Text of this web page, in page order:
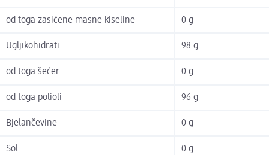
od toga zasićene masne kiseline 0 g
Ugljikohidrati 98 g
od toga šećer 0 g
od toga polioli 96 g
Bjelančevine 0 g
Sol 0 g